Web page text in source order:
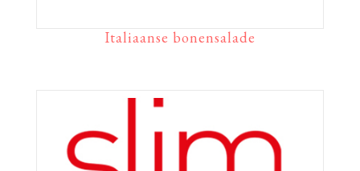
Italiaanse bonensalade